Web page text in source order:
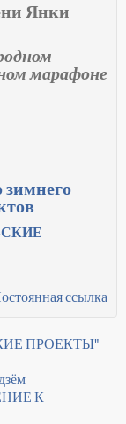
Янки
марафоне
зимнего
ссылка
ПРОЕКТЫ"
К